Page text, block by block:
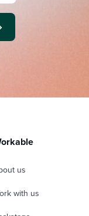
us
with us